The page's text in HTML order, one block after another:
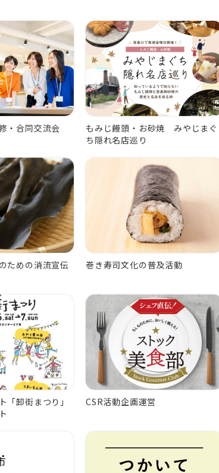
・合同交流会
もみじ饅頭・お砂焼 みやじまぐ
ち隠れ名店巡り
ための消流宣伝 巻き寿司文化の普及活動
「卸街まつり」
CSR活動企画運営